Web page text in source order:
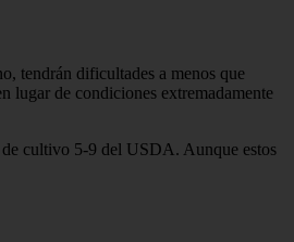
tendrán dificultades a menos que
lugar de condiciones extremadamente
de cultivo 5-9 del USDA. Aunque estos